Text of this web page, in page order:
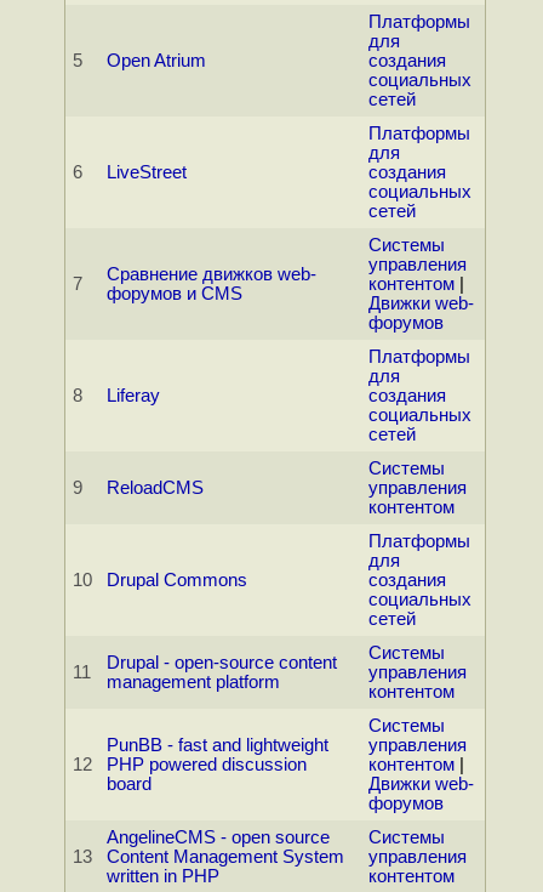
5 Open Atrium
Платформы
для
создания
социальных
сетей
6 LiveStreet
Платформы
для
создания
социальных
сетей
7
Сравнение движков web-
форумов и CMS
Системы
управления
контентом|
Движки web-
форумов
8 Liferay
Платформы
для
создания
социальных
сетей
9 ReloadCMS
Системы
управления
контентом
10 Drupal Commons
Платформы
для
создания
социальных
сетей
11
Drupal - open-source content
management platform
Системы
управления
контентом
12
PunBB - fast and lightweight
PHP powered discussion
board
Системы
управления
контентом|
Движки web-
форумов
13
AngelineCMS - open source
Content Management System
written in PHP
Системы
управления
контентом